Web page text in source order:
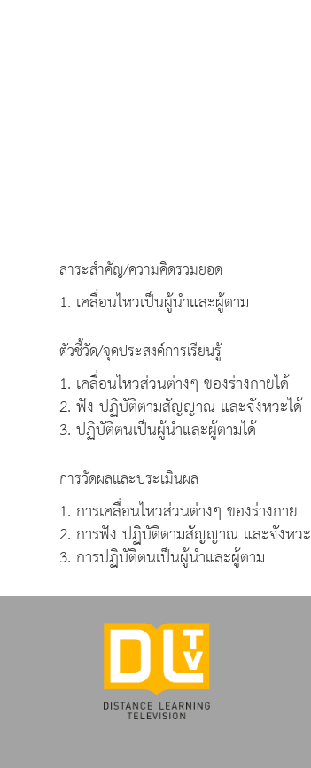
สาระสำคัญ/ความคิดรวมยอด
1. เคลื่อนไหวเป็นผู้นำและผู้ตาม
ตัวชี้วัด/จุดประสงค์การเรียนรู้
1. เคลื่อนไหวส่วนต่างๆ ของร่างกายได้
2. ฟัง ปฏิบัติตามสัญญาณ และจังหวะได้
3. ปฏิบัติตนเป็นผู้นำและผู้ตามได้
การวัดผลและประเมินผล
1. การเคลื่อนไหวส่วนต่างๆ ของร่างกาย
2. การฟัง ปฏิบัติตามสัญญาณ และจังหวะ
3. การปฏิบัติตนเป็นผู้นำและผู้ตาม